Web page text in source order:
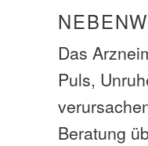
Das
Puls,
Beratung